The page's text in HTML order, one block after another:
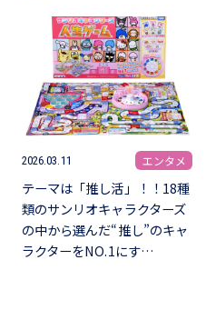
2026.03.11 エンタメ
テーマは「推し活」！！18種
類のサンリオキャラクターズ
の中から選んだ“推し”のキャ
ラクターをNO.1にす…